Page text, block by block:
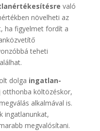
való
növelheti az
ha figyelmet fordít a
teheti
dolga ingatlan-
otthonba költözéskor,
alkalmával is.
ingatlanunkat,
megvalósítani.